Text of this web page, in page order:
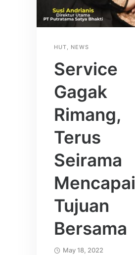
HUT, NEWS
Service
Gagak
Rimang,
Terus
Seirama
Mencapai
Tujuan
Bersama
May 18, 2022